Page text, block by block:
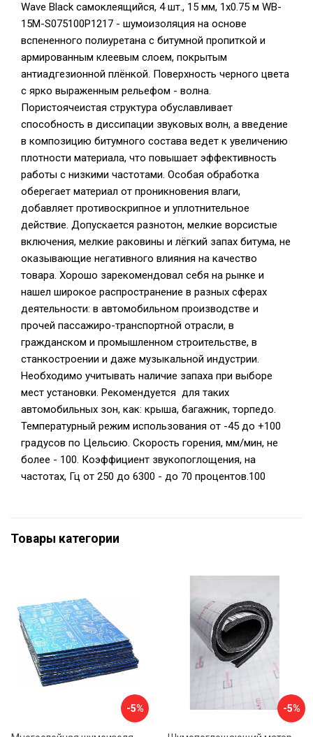
Wave Black самоклеящийся, 4 шт., 15 мм, 1x0.75 м WB-
15M-S075100P1217 - шумоизоляция на основе
вспененного полиуретана с битумной пропиткой и
армированным клеевым слоем, покрытым
антиадгезионной плёнкой. Поверхность черного цвета
с ярко выраженным рельефом - волна.
Пористоячеистая структура обуславливает
способность в диссипации звуковых волн, а введение
в композицию битумного состава ведет к увеличению
плотности материала, что повышает эффективность
работы с низкими частотами. Особая обработка
оберегает материал от проникновения влаги,
добавляет противоскрипное и уплотнительное
действие. Допускается разнотон, мелкие ворсистые
включения, мелкие раковины и лёгкий запах битума, не
оказывающие негативного влияния на качество
товара. Хорошо зарекомендовал себя на рынке и
нашел широкое распространение в разных сферах
деятельности: в автомобильном производстве и
прочей пассажиро-транспортной отрасли, в
гражданском и промышленном строительстве, в
станкостроении и даже музыкальной индустрии.
Необходимо учитывать наличие запаха при выборе
мест установки. Рекомендуется для таких
автомобильных зон, как: крыша, багажник, торпедо.
Температурный режим использования от -45 до +100
градусов по Цельсию. Скорость горения, мм/мин, не
более - 100. Коэффициент звукопоглощения, на
частотах, Гц от 250 до 6300 - до 70 процентов.100
Товары категории
-5% -5%